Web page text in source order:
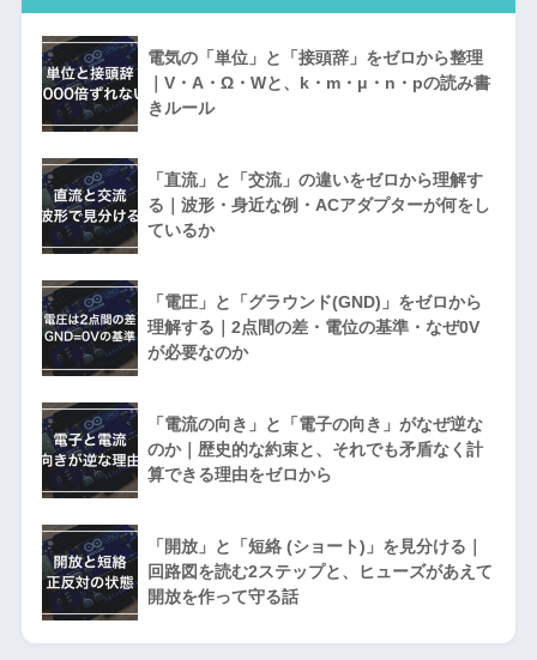
電気の「単位」と「接頭辞」をゼロから整理
｜V・A・Ω・Wと、k・m・μ・n・pの読み書
きルール
「直流」と「交流」の違いをゼロから理解す
る｜波形・身近な例・ACアダプターが何をし
ているか
「電圧」と「グラウンド(GND)」をゼロから
理解する｜2点間の差・電位の基準・なぜ0V
が必要なのか
「電流の向き」と「電子の向き」がなぜ逆な
のか｜歴史的な約束と、それでも矛盾なく計
算できる理由をゼロから
「開放」と「短絡 (ショート)」を見分ける｜
回路図を読む2ステップと、ヒューズがあえて
開放を作って守る話